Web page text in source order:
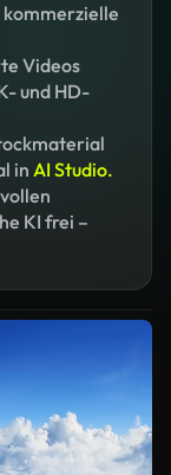
Videos
und HD-
in AI Studio.
KI frei –